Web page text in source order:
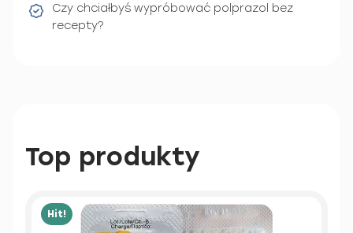
Czy chciałbyś wypróbować polprazol bez
recepty?
Top produkty
Hit!